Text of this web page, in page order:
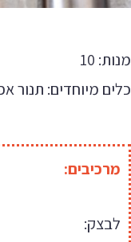
מנות: 10
כלים מיוחדים: תנור
מרכיבים:
לבצק: